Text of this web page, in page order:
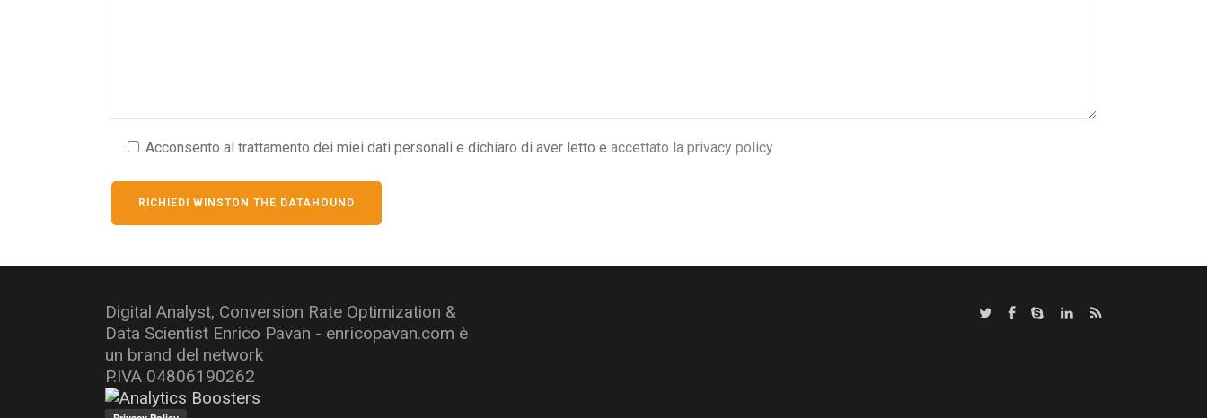
Acconsento al trattamento dei miei dati personali e dichiaro di aver letto e accettato la privacy policy
Digital Analyst, Conversion Rate Optimization &
Data Scientist Enrico Pavan - enricopavan.com è
un brand del network
P.IVA 04806190262